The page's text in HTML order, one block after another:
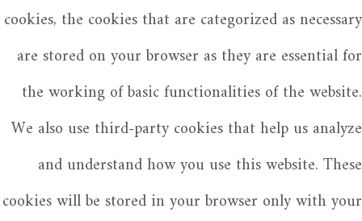
cookies, the cookies that are categorized as necessary
are stored on your browser as they are essential for
the working of basic functionalities of the website.
We also use third-party cookies that help us analyze
and understand how you use this website. These
cookies will be stored in your browser only with your